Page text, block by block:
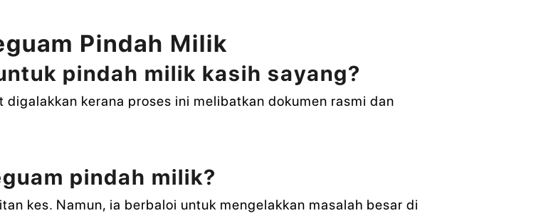
Pindah Milik
pindah milik kasih sayang?
kerana proses ini melibatkan dokumen rasmi dan
pindah milik?
kes. Namun, ia berbaloi untuk mengelakkan masalah besar di